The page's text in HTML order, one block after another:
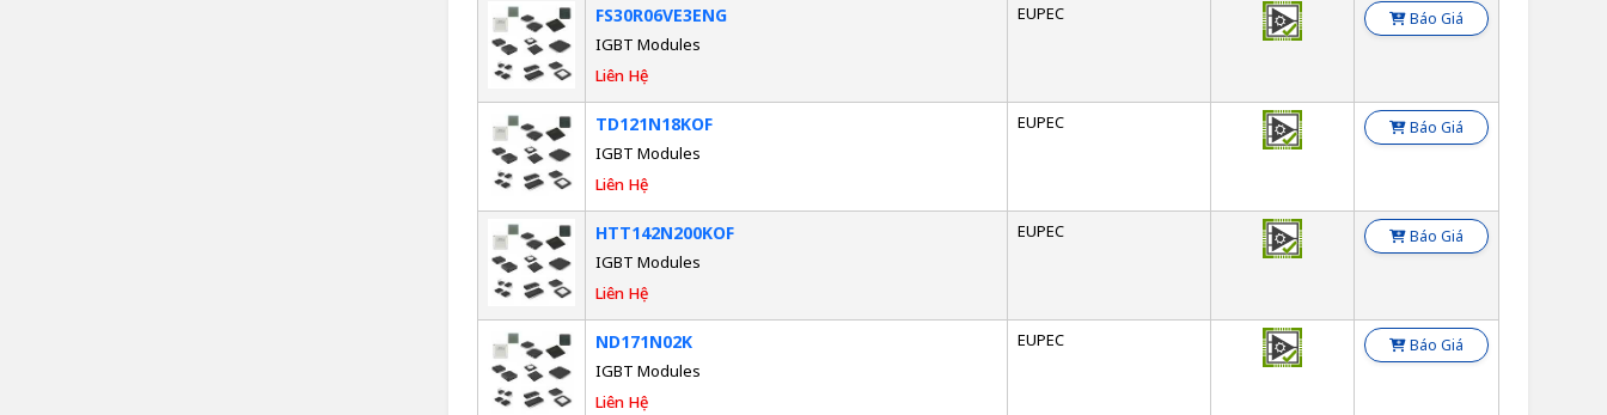
FS30R06VE3ENG
IGBT Modules
Liên Hệ
EUPEC Báo Giá
TD121N18KOF
IGBT Modules
Liên Hệ
EUPEC Báo Giá
HTT142N200KOF
IGBT Modules
Liên Hệ
EUPEC Báo Giá
ND171N02K
IGBT Modules
Liên Hệ
EUPEC Báo Giá